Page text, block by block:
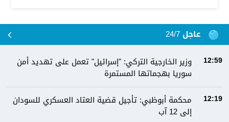
عاجل 24/7
12:59
وزير الخارجية التركي: "إسرائيل" تعمل على تهديد أمن
سوريا بهجماتها المستمرة
12:19
محكمة أبوظبي: تأجيل قضية العتاد العسكري للسودان
إلى 12 آب